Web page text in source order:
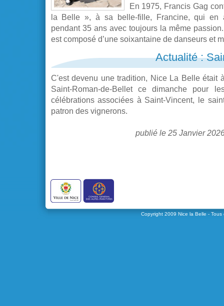
En 1975, Francis Gag
la Belle », à sa belle-fille, Francine, qui en
pendant 35 ans avec toujours la même
est composé d’une soixantaine de danseurs et
Actualité :
C'est devenu une tradition, Nice La Belle était
Saint-Roman-de-Bellet ce dimanche pour
célébrations associées à Saint-Vincent, le
patron des vignerons.
publié le 25 Janvier
Copyright 2009 Nice la Belle - Tous